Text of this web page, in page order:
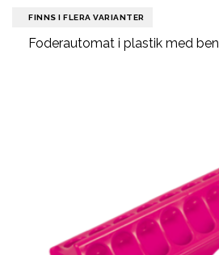
FINNS I FLERA VARIANTER
Foderautomat i plastik med ben